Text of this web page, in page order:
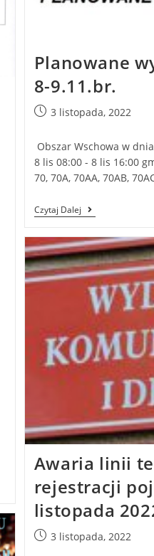
Planowane
8-9.11.br.
3 listopada, 2022
Obszar Wschowa w
8 lis 08:00 - 8 lis 16:00
70, 70A, 70AA, 70AB,
Czytaj Dalej
Awaria linii
rejestracji
listopada
3 listopada, 2022